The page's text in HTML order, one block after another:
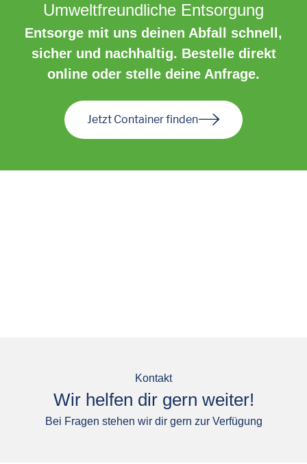
Umweltfreundliche Entsorgung
Entsorge mit uns deinen Abfall schnell,
sicher und nachhaltig. Bestelle direkt
online oder stelle deine Anfrage.
Jetzt Container finden
Kontakt
Wir helfen dir gern weiter!
Bei Fragen stehen wir dir gern zur Verfügung